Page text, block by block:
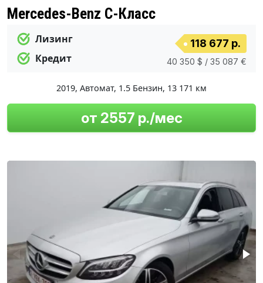
Mercedes-Benz C-Класс
Лизинг
Кредит
118 677 р.
40 350 $ / 35 087 €
2019, Автомат, 1.5 Бензин, 13 171 км
от 2557 р./мес